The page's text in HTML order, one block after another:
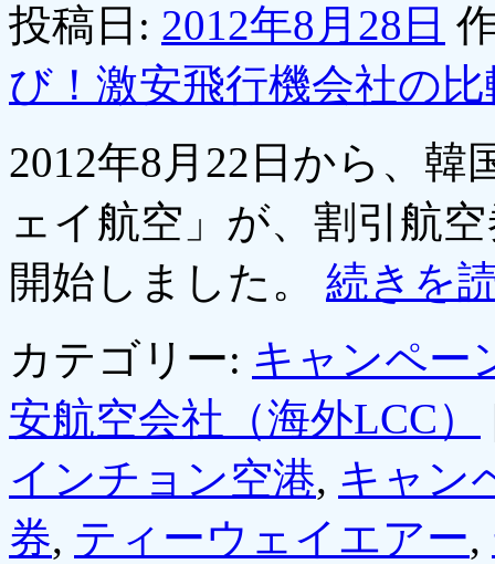
投稿日: 2012年8月28日
び！激安飛行機会社の
2012年8月22日から、
ェイ航空」が、割引航
開始しました。 続きを
カテゴリー: キャンペー
安航空会社（海外LCC）
インチョン空港, キャン
券, ティーウェイエアー,